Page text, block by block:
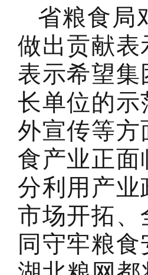
省粮食局
做出贡献
表示希望
长单位的
外宣传等
食产业正
分利用产
市场开拓
同守牢粮